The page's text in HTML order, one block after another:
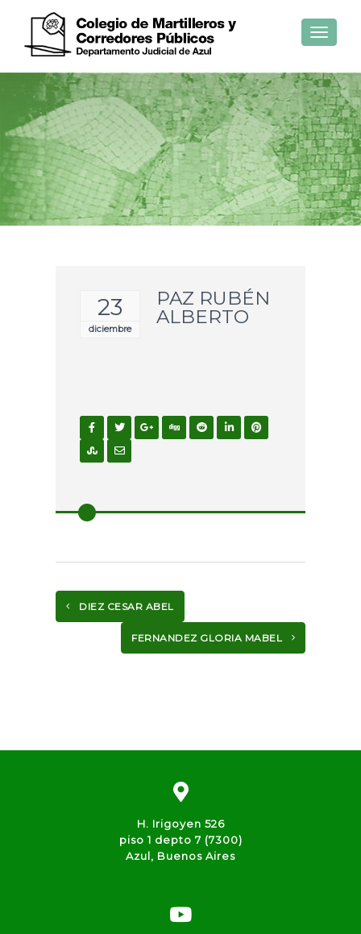
Toggle
23
diciembre
PAZ RUBÉN
ALBERTO
DIEZ CESAR ABEL
FERNANDEZ GLORIA MABEL
H. Irigoyen 526
piso 1 depto 7 (7300)
Azul, Buenos Aires